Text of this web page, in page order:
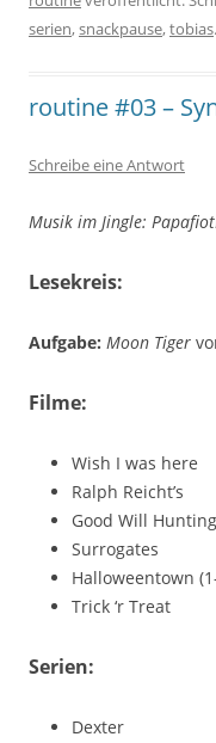
serien,snackpause,tobias.
routine #03 –
Schreibe eine Antwort
Musik im Jingle:
Lesekreis:
Aufgabe: Moon Tiger
Filme:
Wish I was here
Ralph Reicht’s
Good Will Hunting
Surrogates
Halloweentown
Trick ‘r Treat
Serien:
Dexter